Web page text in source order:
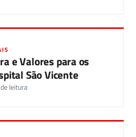
e Valores para os
São Vicente
leitura